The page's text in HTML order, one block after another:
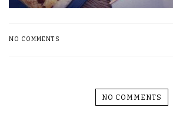
NO COMMENTS
NO COMMENTS